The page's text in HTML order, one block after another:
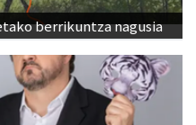
berrikuntza nagusia